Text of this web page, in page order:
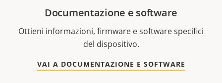
Documentazione e software
Ottieni informazioni, firmware e software specifici
del dispositivo.
VAI A DOCUMENTAZIONE E SOFTWARE